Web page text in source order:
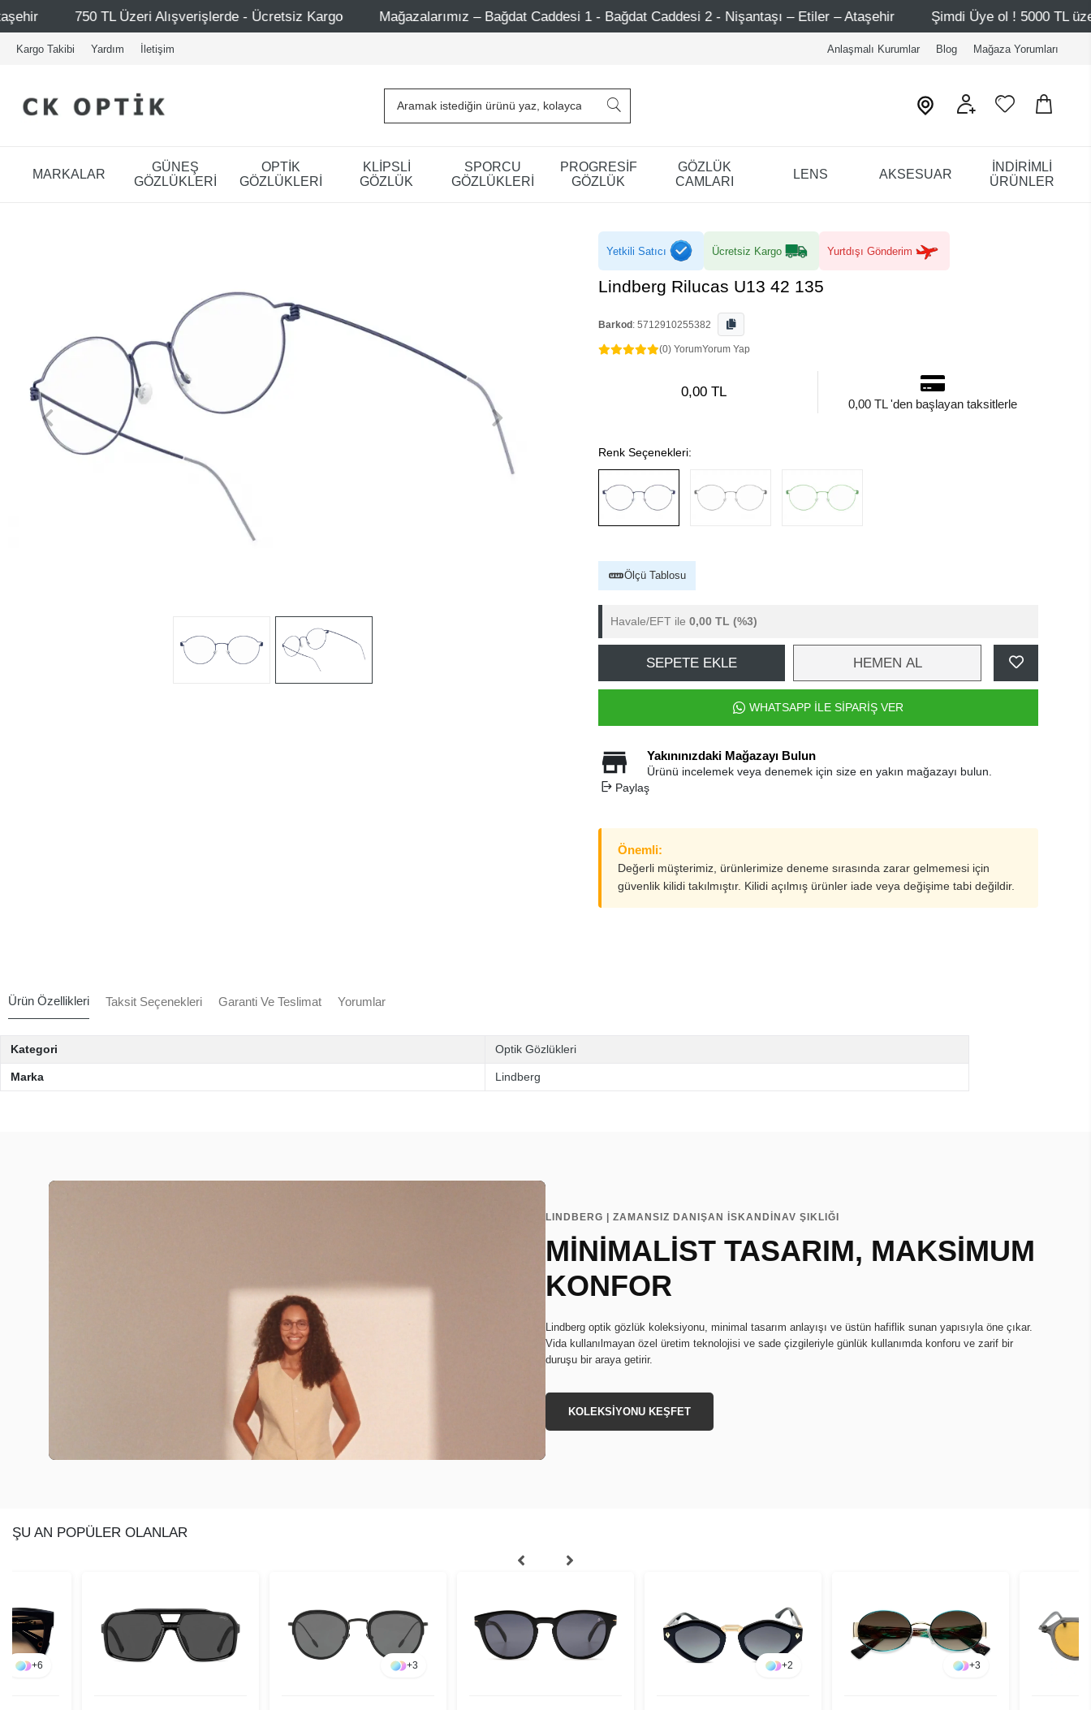
Alışverişlerde - Ücretsiz Kargo Mağazalarımız – Bağdat Caddesi 1 - Bağdat Caddesi 2 - Nişantaşı – Etiler – Ataşehir Şimdi Üye ol ! 5000 TL üzeri ilk alışverişinde 500
Kargo Takibi Yardım İletişim Anlaşmalı Kurumlar Blog Mağaza Yorumları
MARKALAR
GÜNEŞ
GÖZLÜKLERİ
OPTİK
GÖZLÜKLERİ
KLİPSLİ
GÖZLÜK
SPORCU
GÖZLÜKLERİ
PROGRESİF
GÖZLÜK
GÖZLÜK
CAMLARI
LENS AKSESUAR
İNDİRİMLİ
ÜRÜNLER
Yetkili Satıcı Ücretsiz Kargo Yurtdışı Gönderim
Lindberg Rilucas U13 42 135
Barkod : 5712910255382
(0) YorumYorum Yap
0,00 TL
0,00 TL 'den başlayan taksitlerle
Renk Seçenekleri:
Ölçü Tablosu
Havale/EFT ile 0,00 TL (%3)
SEPETE EKLE HEMEN AL
WHATSAPP İLE SİPARİŞ VER
Yakınınızdaki Mağazayı Bulun
Ürünü incelemek veya denemek için size en yakın mağazayı bulun.
Paylaş
Önemli:
Değerli müşterimiz, ürünlerimize deneme sırasında zarar gelmemesi için
güvenlik kilidi takılmıştır. Kilidi açılmış ürünler iade veya değişime tabi değildir.
Ürün Özellikleri Taksit Seçenekleri Garanti Ve Teslimat Yorumlar
Kategori Optik Gözlükleri
Marka Lindberg
LINDBERG | ZAMANSIZ DANIŞAN İSKANDİNAV ŞIKLIĞI
MİNİMALİST TASARIM, MAKSİMUM
KONFOR
Lindberg optik gözlük koleksiyonu, minimal tasarım anlayışı ve üstün hafiflik sunan yapısıyla öne çıkar.
Vida kullanılmayan özel üretim teknolojisi ve sade çizgileriyle günlük kullanımda konforu ve zarif bir
duruşu bir araya getirir.
KOLEKSİYONU KEŞFET
ŞU AN POPÜLER OLANLAR
+6 +3 +2 +3